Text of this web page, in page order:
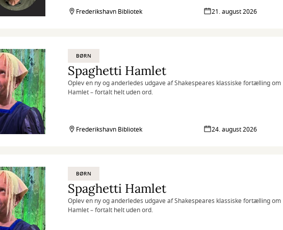
Frederikshavn Bibliotek 21. august 2026
BØRN
Spaghetti Hamlet
Oplev en ny og anderledes udgave af Shakespeares klassiske fortælling om
Hamlet – fortalt helt uden ord.
Frederikshavn Bibliotek 24. august 2026
BØRN
Spaghetti Hamlet
Oplev en ny og anderledes udgave af Shakespeares klassiske fortælling om
Hamlet – fortalt helt uden ord.